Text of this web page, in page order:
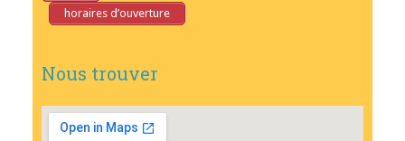
horaires d’ouverture
Nous trouver